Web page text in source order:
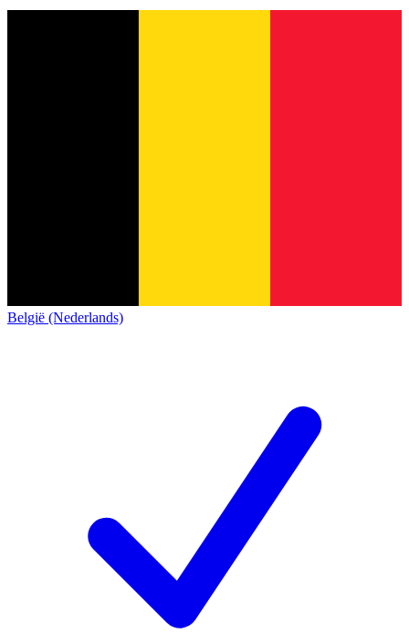
België (Nederlands)